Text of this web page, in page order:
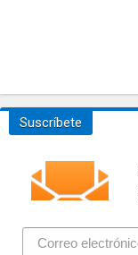
Suscríbete